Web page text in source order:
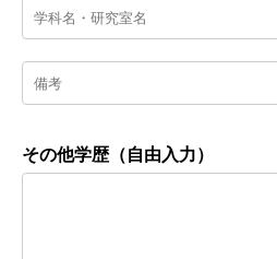
その他学歴（自由入力）